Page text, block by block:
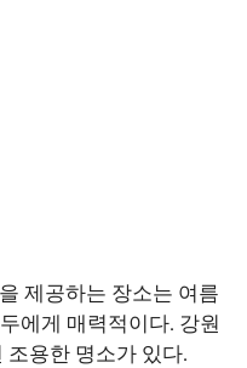
제공하는 장소는 여름
에게 매력적이다. 강원
용한 명소가 있다.